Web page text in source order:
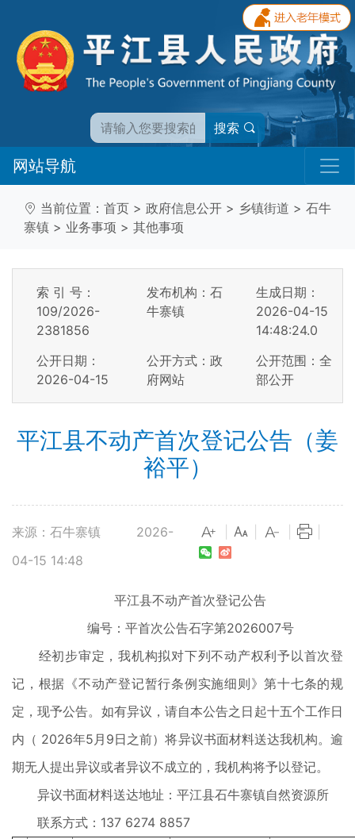
搜索
网站导航
当前位置： 首页 > 政府信息公开 > 乡镇街道 > 石牛
寨镇 > 业务事项 > 其他事项
索 引 号：
109/2026-
2381856
发布机构：石
牛寨镇
生成日期：
2026-04-15
14:48:24.0
公开日期：
2026-04-15
公开方式：政
府网站
公开范围：全
部公开
平江县不动产首次登记公告（姜
裕平）
来源：石牛寨镇
2026-
04-15 14:48
平江县不动产首次登记公告
编号：平首次公告石字第2026007号
经初步审定，我机构拟对下列不动产权利予以首次登
记，根据《不动产登记暂行条例实施细则》第十七条的规
定，现予公告。如有异议，请自本公告之日起十五个工作日
内（ 2026年5月9日之前）将异议书面材料送达我机构。逾
期无人提出异议或者异议不成立的，我机构将予以登记。
异议书面材料送达地址：平江县石牛寨镇自然资源所
联系方式：137 6274 8857